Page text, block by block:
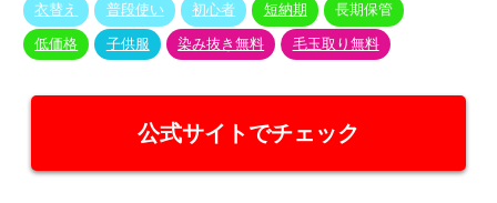
衣替え 普段使い 初心者 短納期 長期保管
低価格 子供服 染み抜き無料 毛玉取り無料
公式サイトでチェック